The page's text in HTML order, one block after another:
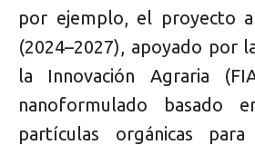
por ejemplo, el proyecto
(2024–2027), apoyado por
la Innovación Agraria
nanoformulado basado
partículas orgánicas